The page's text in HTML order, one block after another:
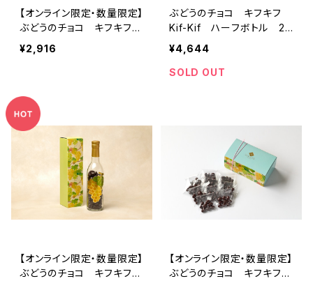
【オンライン限定・数量限定】
ぶどうのチョコ キフキフ
Kif-Kif ヴィンテージ 95
¥2,916
ぶどうのチョコ キフキフ
Kif-Kif ハーフボトル 24
0g
¥4,644
SOLD OUT
【オンライン限定・数量限定】
ぶどうのチョコ キフキフ
【オンライン限定・数量限定】
ぶどうのチョコ キフキフ